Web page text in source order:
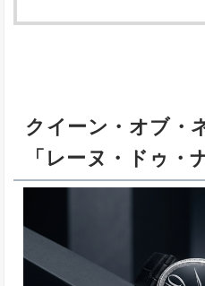
クイーン・オブ・
「レーヌ・ドゥ・